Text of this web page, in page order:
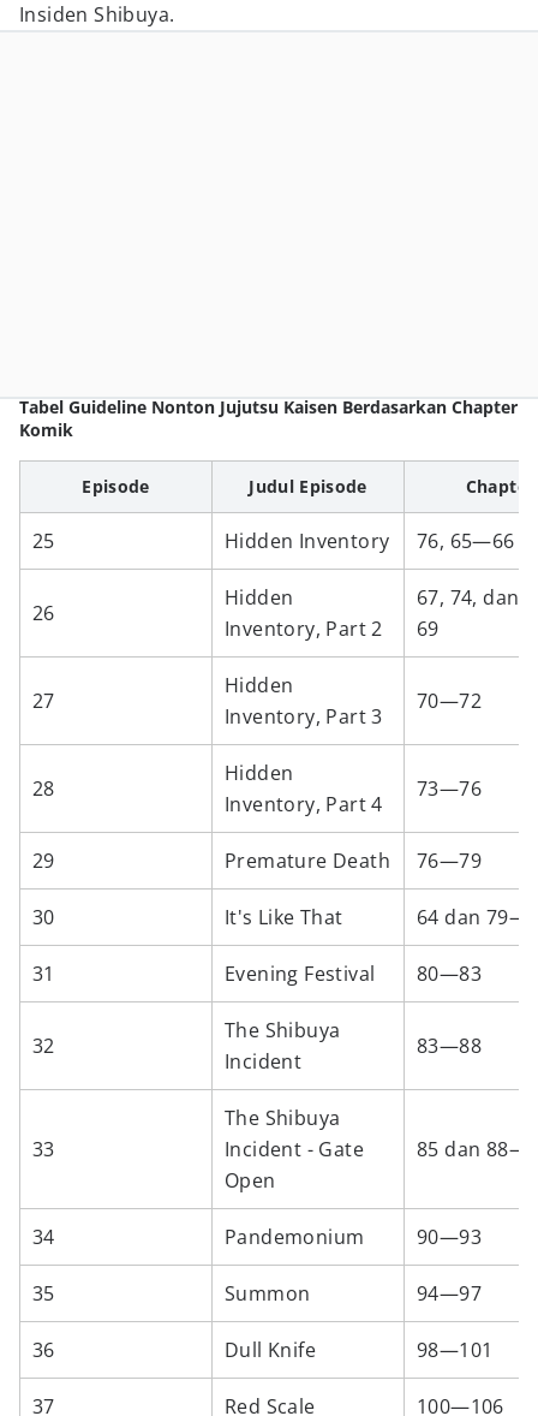
Insiden Shibuya.
Tabel Guideline Nonton Jujutsu Kaisen Berdasarkan Chapter
Komik
Episode Judul Episode Chapter
25 Hidden Inventory 76, 65—66
26
Hidden
Inventory, Part 2
67, 74, dan
69
27
Hidden
Inventory, Part 3
70—72
28
Hidden
Inventory, Part 4
73—76
29 Premature Death 76—79
30 It's Like That 64 dan
31 Evening Festival 80—83
32
The Shibuya
Incident
83—88
33
The Shibuya
Incident - Gate
Open
85 dan
34 Pandemonium 90—93
35 Summon 94—97
36 Dull Knife 98—101
37 Red Scale 100—106